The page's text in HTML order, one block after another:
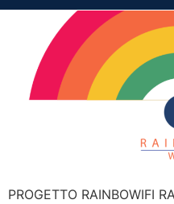
PROGETTO RAINBOWIFI